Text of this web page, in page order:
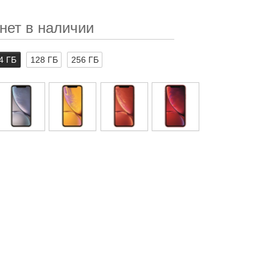
в наличии
ГБ 128 ГБ 256 ГБ